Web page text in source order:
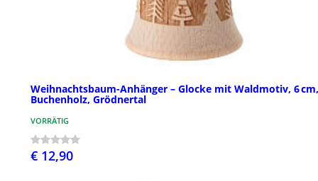
Weihnachtsbaum-Anhänger – Glocke mit Waldmotiv, 6 cm,
Buchenholz, Grödnertal
VORRÄTIG
€ 12,90